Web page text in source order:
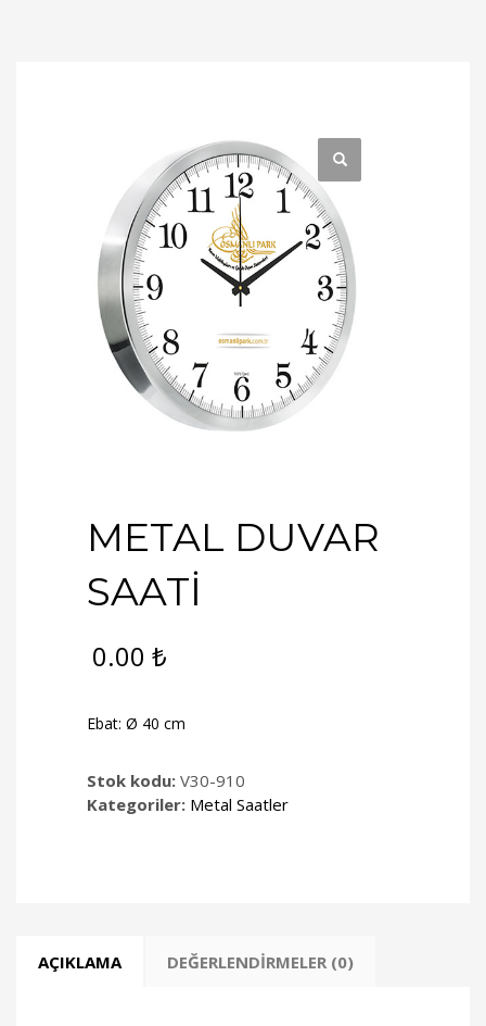
METAL DUVAR
SAATİ
0.00 ₺
Ebat: Ø 40 cm
Stok kodu: V30-910
Kategoriler: Metal Saatler
AÇIKLAMA DEĞERLENDIRMELER (0)